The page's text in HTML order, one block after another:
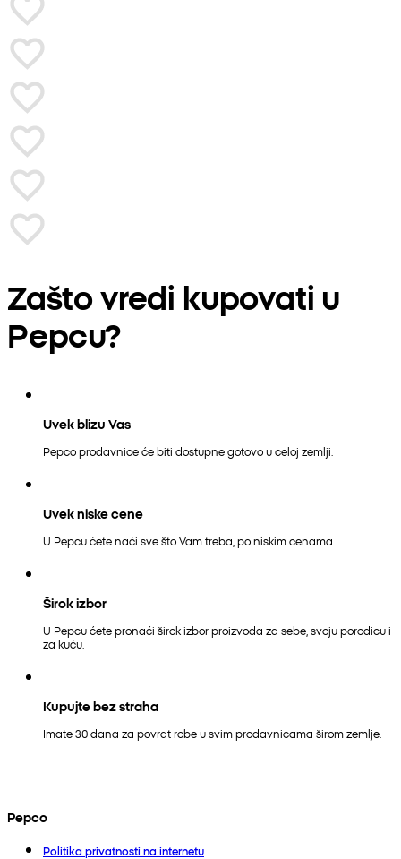
Zašto vredi kupovati u
Pepcu?
Uvek blizu Vas
Pepco prodavnice će biti dostupne gotovo u celoj zemlji.
Uvek niske cene
U Pepcu ćete naći sve što Vam treba, po niskim cenama.
Širok izbor
U Pepcu ćete pronaći širok izbor proizvoda za sebe, svoju porodicu i
za kuću.
Kupujte bez straha
Imate 30 dana za povrat robe u svim prodavnicama širom zemlje.
Pepco
Politika privatnosti na internetu